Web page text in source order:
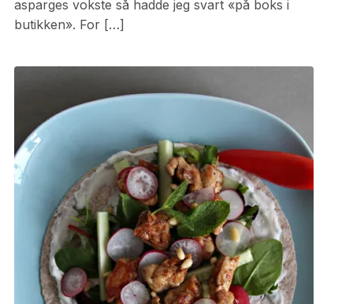
asparges vokste så hadde jeg svart «på boks i
butikken». For […]